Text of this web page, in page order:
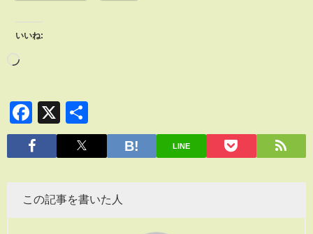
いいね:
Facebook
X
有
LINE
この記事を書いた人